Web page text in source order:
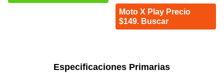
Moto X Play Precio
$149. Buscar
Especificaciones Primarias